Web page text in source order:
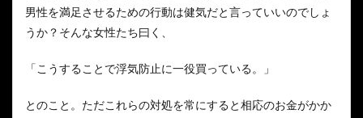
男性を満足させるための行動は健気だと言っていいのでしょ
うか？そんな女性たち曰く、
「こうすることで浮気防止に一役買っている。」
とのこと。ただこれらの対処を常にすると相応のお金がかか